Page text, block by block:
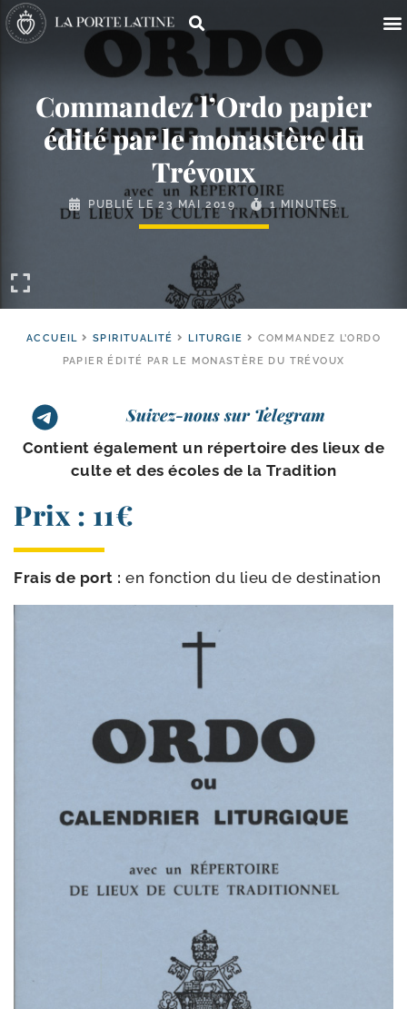
Commandez l’Ordo papier
édité par le monastère du
Trévoux
PUBLIÉ LE 23 MAI 2019 1 MINUTES
ACCUEIL SPIRITUALITÉ LITURGIE
COMMANDEZ L’ORDO
PAPIER ÉDITÉ PAR LE MONASTÈRE DU TRÉVOUX
Suivez-nous sur Telegram
Contient éga­le­ment un réper­toire des lieux de
culte et des écoles de la Tradition
Prix : 11€
Frais de port : en fonc­tion du lieu de destination